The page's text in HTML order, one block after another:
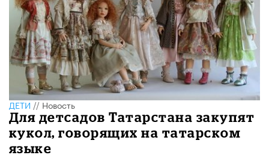
ДЕТИ//Новость
Для детсадов Татарстана закупят
кукол, говорящих на татарском
языке